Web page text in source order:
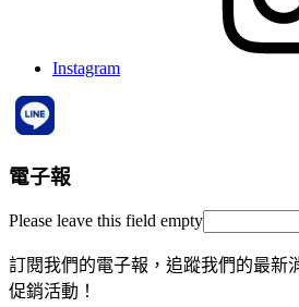
Instagram
電子報
Please leave this field empty
訂閱我們的電子報，追蹤我們的最新
促銷活動！